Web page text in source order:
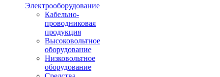
Электрооборудование
Кабельно-
проводниковая
продукция
Высоковольтное
оборудование
Низковольтное
оборудование